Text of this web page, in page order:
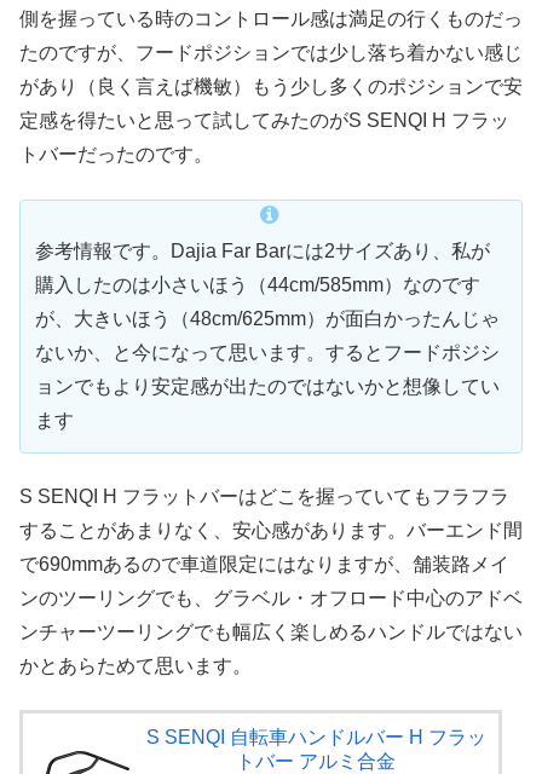
側を握っている時のコントロール感は満足の行くものだっ
たのですが、フードポジションでは少し落ち着かない感じ
があり（良く言えば機敏）もう少し多くのポジションで安
定感を得たいと思って試してみたのがS SENQI H フラッ
トバーだったのです。
参考情報です。Dajia Far Barには2サイズあり、私が
購入したのは小さいほう（44cm/585mm）なのです
が、大きいほう（48cm/625mm）が面白かったんじゃ
ないか、と今になって思います。するとフードポジシ
ョンでもより安定感が出たのではないかと想像してい
ます
S SENQI H フラットバーはどこを握っていてもフラフラ
することがあまりなく、安心感があります。バーエンド間
で690mmあるので車道限定にはなりますが、舗装路メイ
ンのツーリングでも、グラベル・オフロード中心のアドベ
ンチャーツーリングでも幅広く楽しめるハンドルではない
かとあらためて思います。
S SENQI 自転車ハンドルバー H フラッ
トバー アルミ合金